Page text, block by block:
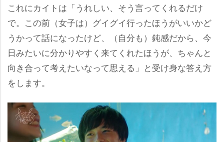
これにカイトは「うれしい、そう言ってくれるだけ
で。この前（女子は）グイグイ行ったほうがいいかど
うかって話になったけど、（自分も）鈍感だから、今
日みたいに分かりやすく来てくれたほうが、ちゃんと
向き合って考えたいなって思える」と受け身な答え方
をします。